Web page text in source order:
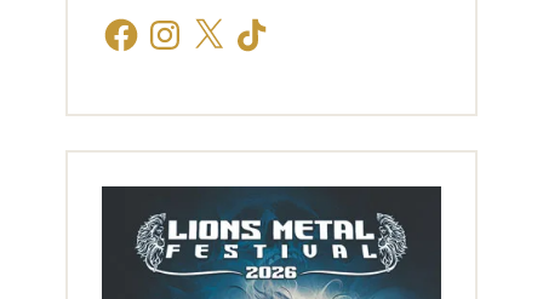
FacebookInstagram
X TikTok